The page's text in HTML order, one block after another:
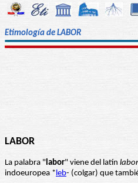
Etimología de LABOR
LABOR
La palabra "labor" viene del latín labor
indoeuropea *leb- (colgar) que